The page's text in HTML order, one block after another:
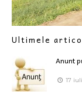
Ultimele
Anunt
17